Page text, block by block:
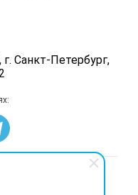
Санкт-Петербург,